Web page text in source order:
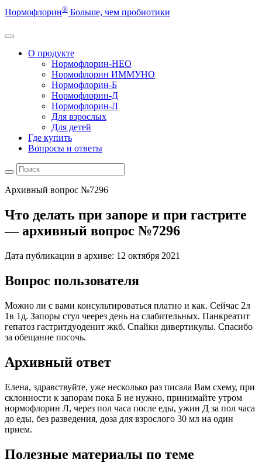
Нормофлорин® Больше, чем пробиотики
О продукте
Нормофлорин-НЕО
Нормофлорин ИММУНО
Нормофлорин-Б
Нормофлорин-Д
Нормофлорин-Л
Для взрослых
Для детей
Где купить
Вопросы и ответы
Архивный вопрос №7296
Что делать при запоре и при гастрите
— архивный вопрос №7296
Дата публикации в архиве: 12 октября 2021
Вопрос пользователя
Можно ли с вами консультироваться платно и как. Сейчас 2л
1в 1д. Запоры стул чеерез день на слабительных. Панкреатит
гепатоз гастритдуоденит жкб. Спайки дивертикулы. Спасибо
за обещание посочь.
Архивный ответ
Елена, здравствуйте, уже несколько раз писала Вам схему, при
склонности к запорам пока Б не нужно, принимайте утром
нормофлорин Л, через пол часа после еды, ужин Д за пол часа
до еды, без разведения, доза для взрослого 30 мл на один
прием.
Полезные материалы по теме